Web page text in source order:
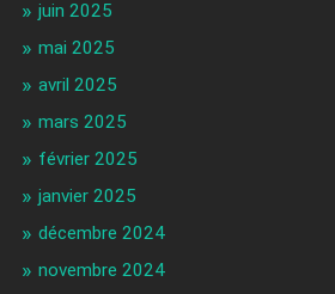
juin 2025
mai 2025
avril 2025
mars 2025
février 2025
janvier 2025
décembre 2024
novembre 2024